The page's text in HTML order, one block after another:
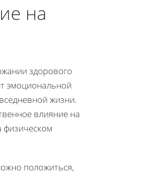
на
здорового
эмоциональной
жизни.
влияние на
физическом
положиться,